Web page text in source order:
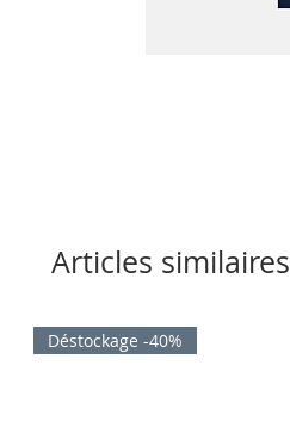
Articles similaires
Déstockage -40%